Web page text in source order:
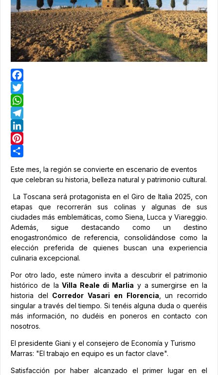
Facebook
Twitter
WhatsApp
Telegram
LinkedIn
Pinterest
Este mes, la región se convierte en escenario de eventos
que celebran su historia, belleza natural y patrimonio cultural.
La Toscana será protagonista en el Giro de Italia 2025, con
etapas que recorrerán sus colinas y algunas de sus
ciudades más emblemáticas, como Siena, Lucca y Viareggio.
Además, sigue destacando como un destino
enogastronómico de referencia, consolidándose como la
elección preferida de quienes buscan una experiencia
culinaria excepcional.
Por otro lado, este número invita a descubrir el patrimonio
histórico de laVilla Reale di Marlia y a sumergirse en la
historia del Corredor Vasari en Florencia , un recorrido
singular a través del tiempo. Si tenéis alguna duda o queréis
más información, no dudéis en poneros en contacto con
nosotros.
El presidente Giani y el consejero de Economía y Turismo
Marras: "El trabajo en equipo es un factor clave".
Satisfacción por haber alcanzado el primer lugar en el